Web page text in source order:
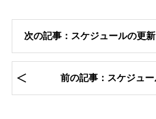
次の記事：スケジュールの更
前の記事：スケジュ